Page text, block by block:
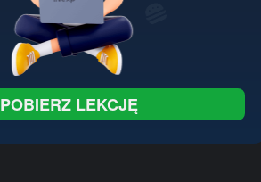
POBIERZ LEKCJĘ